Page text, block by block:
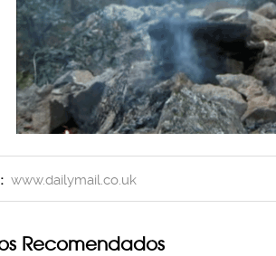
www.dailymail.co.uk
Recomendados